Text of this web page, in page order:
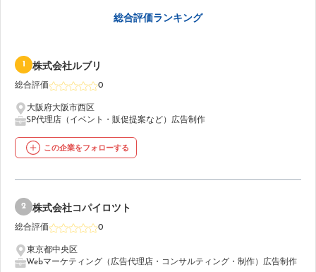
総合評価ランキング
1 株式会社ルブリ
総合評価 0
大阪府大阪市西区
SP代理店（イベント・販促提案など） 広告制作
この企業をフォローする
2 株式会社コパイロツト
総合評価 0
東京都中央区
Webマーケティング（広告代理店・コンサルティング・制作） 広告制作